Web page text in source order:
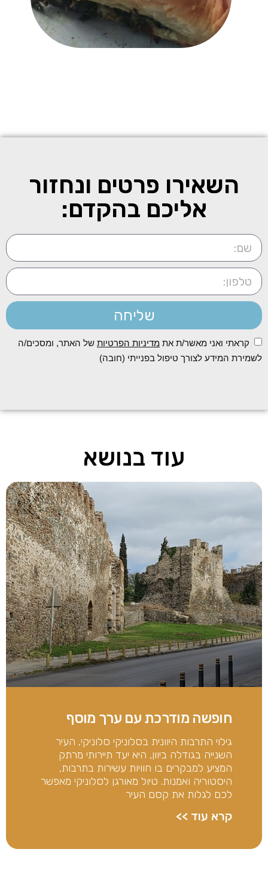
השאירו פרטים ונחזור
אליכם בהקדם:
שליחה
קראתי ואני מאשר/ת את מדיניות הפרטיות של האתר, ומסכים/ה
לשמירת המידע לצורך טיפול בפנייתי (חובה)
עוד בנושא
חופשה מודרכת עם ערך מוסף
גילוי התרבות היוונית בסלוניקי סלוניקי, העיר
השנייה בגודלה ביוון, היא יעד תיירותי מרתק
המציע למבקרים בו חוויות עשירות בתרבות,
היסטוריה ואמנות. טיול מאורגן לסלוניקי מאפשר
לכם לגלות את קסם העיר
קרא עוד >>